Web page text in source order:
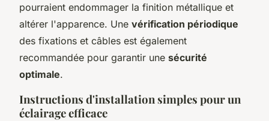
pourraient endommager la finition métallique et
altérer l'apparence. Une vérification périodique
des fixations et câbles est également
recommandée pour garantir une sécurité
optimale.
Instructions d'installation simples pour un
éclairage efficace